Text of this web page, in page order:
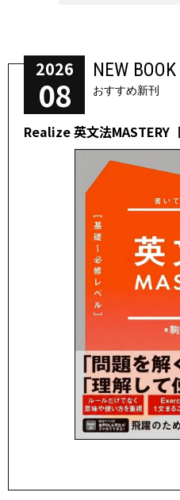
2026
08
NEW BOOK
おすすめ新刊
Realize 英文法MASTERY